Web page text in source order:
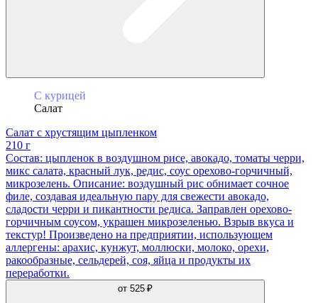
С курицей
Салат
Салат с хрустящим цыпленком
210 г
Состав: цыпленок в воздушном рисе, авокадо, томаты черри,
микс салата, красный лук, редис, соус орехово-горчичный,
микрозелень. Описание: воздушный рис обнимает сочное
филе, создавая идеальную пару для свежести авокадо,
сладости черри и пикантности редиса. Заправлен орехово-
горчичным соусом, украшен микрозеленью. Взрыв вкуса и
текстур! Произведено на предприятии, использующем
аллергены: арахис, кунжут, моллюски, молоко, орехи,
ракообразные, сельдерей, соя, яйца и продукты их
переработки.
от 525 ₽